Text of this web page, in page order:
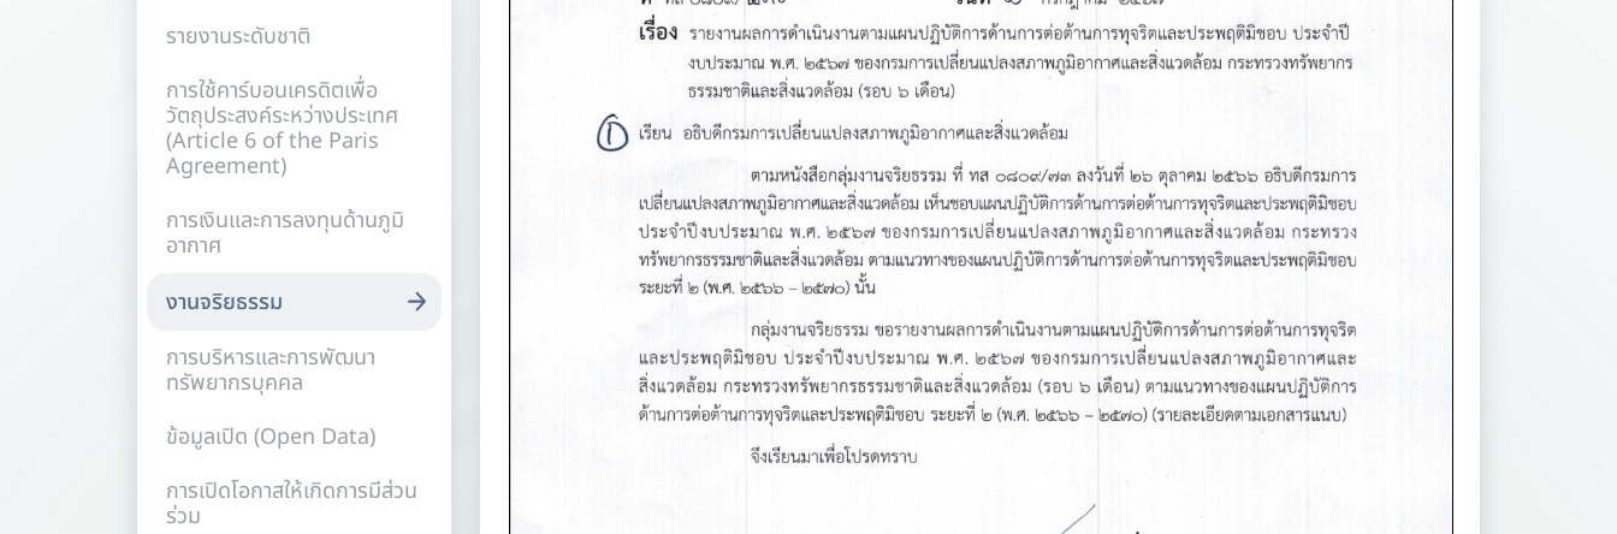
รายงานระดับชาติ
การใช้คาร์บอนเครดิตเพื่อ
วัตถุประสงค์ระหว่างประเทศ
(Article 6 of the Paris
Agreement)
การเงินและการลงทุนด้านภูมิ
อากาศ
งานจริยธรรม
การบริหารและการพัฒนา
ทรัพยากรบุคคล
ข้อมูลเปิด (Open Data)
การเปิดโอกาสให้เกิดการมีส่วน
ร่วม